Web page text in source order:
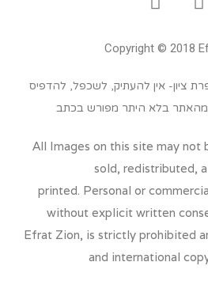
Copyright © 2018
ציון- אין להעתיק, לשכפל, להדפיס
מהאתר בלא היתר מפורש בכתב
All Images on this site may not
sold, redistributed,
printed. Personal or
without explicit written
Efrat Zion, is strictly prohibited
and international